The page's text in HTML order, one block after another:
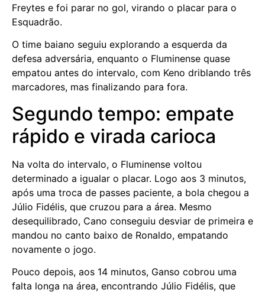
Freytes e foi parar no gol, virando o placar para o
Esquadrão.
O time baiano seguiu explorando a esquerda da
defesa adversária, enquanto o Fluminense quase
empatou antes do intervalo, com Keno driblando três
marcadores, mas finalizando para fora.
Segundo tempo: empate
rápido e virada carioca
Na volta do intervalo, o Fluminense voltou
determinado a igualar o placar. Logo aos 3 minutos,
após uma troca de passes paciente, a bola chegou a
Júlio Fidélis, que cruzou para a área. Mesmo
desequilibrado, Cano conseguiu desviar de primeira e
mandou no canto baixo de Ronaldo, empatando
novamente o jogo.
Pouco depois, aos 14 minutos, Ganso cobrou uma
falta longa na área, encontrando Júlio Fidélis, que